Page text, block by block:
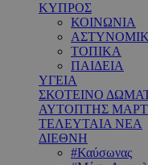
ΚΥΠΡΟΣ
ΚΟΙΝΩΝΙΑ
ΤΟΠΙΚΑ
ΠΑΙΔΕΙΑ
ΥΓΕΙΑ
ΣΚΟΤΕΙΝΟ
ΑΥΤΟΠΤΗΣ
ΤΕΛΕΥΤΑΙΑ ΝΕΑ
ΔΙΕΘΝΗ
#Καύσωνας